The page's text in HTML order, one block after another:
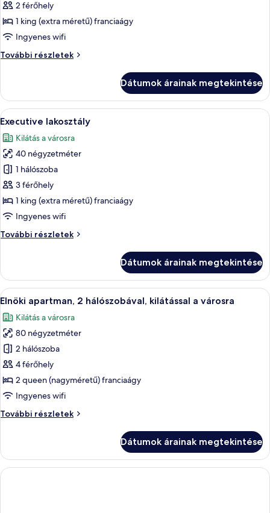
Deluxe
szoba
kétszemélyes
1
méretű)
franciaágy
2 férőhely
1 king (extra méretű) franciaágy
Ingyenes wifi
További részletek
Deluxe
1
king
(extra
franciaágy
további
részletei
Dátumok árainak megtekintése
A
következő
szoba
összes
képének
megtekintése:
Executive
lakosztály
Egy tágas hálószoba, melyben egy
28
Executive lakosztály
Kilátás a városra
40 négyzetméter
1 hálószoba
3 férőhely
1 king (extra méretű) franciaágy
Ingyenes wifi
További részletek
Executive
Dátumok árainak megtekintése
A
következő
szoba
összes
képének
megtekintése:
Elnöki
apartman,
hálószobával,
városra
Egy modern nappali, melyben
4
Elnöki apartman, 2 hálószobával, kilátással a városra
Kilátás a városra
80 négyzetméter
2 hálószoba
4 férőhely
2 queen (nagyméretű) franciaágy
Ingyenes wifi
További részletek
Elnöki
kilátással
városra
Dátumok árainak megtekintése